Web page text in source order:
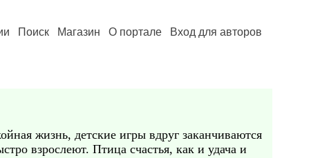
Поиск Магазин О портале Вход для авторов
жизнь, детские игры вдруг заканчиваются
взрослеют. Птица счастья, как и удача и